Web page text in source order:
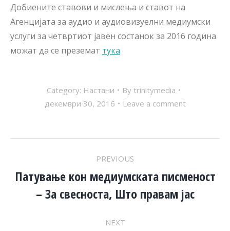
Добиените ставови и мислења и ставот на
Агенцијата за аудио и аудиовизуелни медиумски
услуги за четвртиот јавен состанок за 2016 година
можат да се преземат тука
Category: Настани By trinitymedia
декември 30, 2016
Leave a comment
NAVIGATION
PREVIOUS
Previous
post:
Патување кон медиумската писменост
– За свесноста, Што правам јас
NEXT